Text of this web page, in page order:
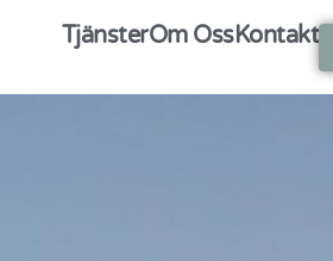
TjänsterOm OssKontakt